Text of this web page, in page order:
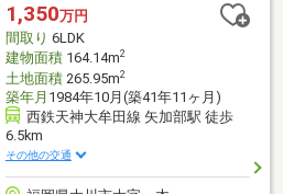
1,350万円
間取り 6LDK
建物面積164.14m2
土地面積265.95m2
築年月 1984年10月(築41年11ヶ月)
西鉄天神大牟田線 矢加部駅 徒歩
6.5km
その他の交通